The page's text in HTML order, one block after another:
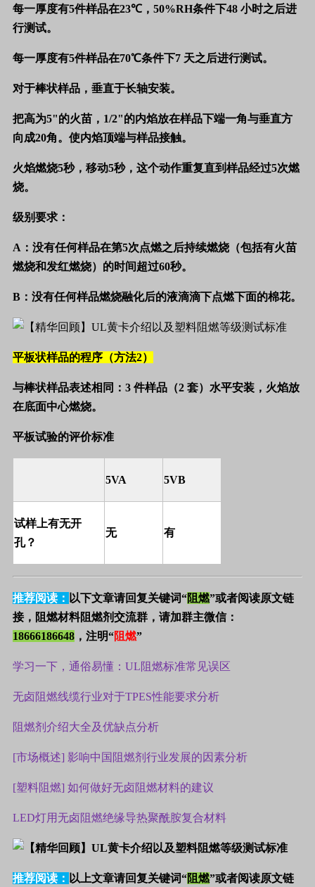
每一厚度有5件样品在23℃， 50%RH条件下48 小时之后进
行测试。
每一厚度有5件样品在70℃条件下7 天之后进行测试。
对于棒状样品，垂直于长轴安装。
把高为5"的火苗， 1/2"的内焰放在样品下端一角与垂直方
向成20角。使内焰顶端与样品接触。
火焰燃烧5秒，移动5秒，这个动作重复直到样品经过5次燃
烧。
级别要求：
A ：没有任何样品在第5次点燃之后持续燃烧（包括有火苗
燃烧和发红燃烧）的时间超过60秒。
B ：没有任何样品燃烧融化后的液滴滴下点燃下面的棉花。
平板状样品的程序（方法2）
与棒状样品表述相同： 3 件样品（2 套）水平安装，火焰放
在底面中心燃烧。
平板试验的评价标准
5VA 5VB
试样上有无开
孔？
无 有
推荐阅读： 以下文章请回复关键词“阻燃”或者阅读原文链
接，阻燃材料阻燃剂交流群，请加群主微信：
18666186648 ，注明“阻燃”
学习一下，通俗易懂：UL阻燃标准常见误区
无卤阻燃线缆行业对于TPES性能要求分析
阻燃剂介绍大全及优缺点分析
[市场概述] 影响中国阻燃剂行业发展的因素分析
[塑料阻燃] 如何做好无卤阻燃材料的建议
LED灯用无卤阻燃绝缘导热聚酰胺复合材料
推荐阅读： 以上文章请回复关键词“阻燃”或者阅读原文链